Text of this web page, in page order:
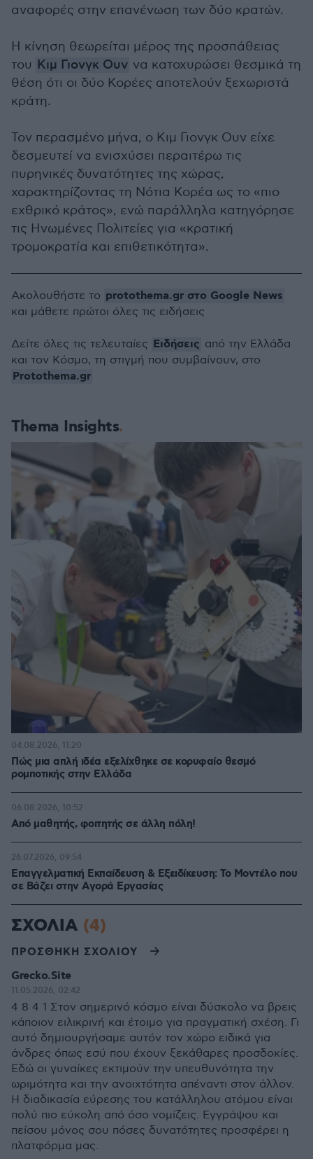
αναφορές στην επανένωση των δύο κρατών.
Η κίνηση θεωρείται μέρος της προσπάθειας
του Κιμ Γιονγκ Ουν να κατοχυρώσει θεσμικά τη
θέση ότι οι δύο Κορέες αποτελούν ξεχωριστά
κράτη.
Τον περασμένο μήνα, ο Κιμ Γιονγκ Ουν είχε
δεσμευτεί να ενισχύσει περαιτέρω τις
πυρηνικές δυνατότητες της χώρας,
χαρακτηρίζοντας τη Νότια Κορέα ως το «πιο
εχθρικό κράτος», ενώ παράλληλα κατηγόρησε
τις Ηνωμένες Πολιτείες για «κρατική
τρομοκρατία και επιθετικότητα».
Thema Insights
Πώς μια απλή ιδέα εξελίχθηκε σε κορυφαίο θεσμό
ρομποτικής στην Ελλάδα
04.08.2026, 11:20
Από μαθητής, φοιτητής σε άλλη πόλη!
06.08.2026, 10:52
Επαγγελματική Εκπαίδευση & Εξειδίκευση: Το Mοντέλο που
σε Bάζει στην Aγορά Eργασίας
26.07.2026, 09:54
Ακολουθήστε το protothema.gr στο Google News
και μάθετε πρώτοι όλες τις ειδήσεις
Δείτε όλες τις τελευταίες Ειδήσεις από την Ελλάδα
και τον Κόσμο, τη στιγμή που συμβαίνουν, στο
Protothema.gr
ΣΧΟΛΙΑ (4)
ΠΡΟΣΘΗΚΗ ΣΧΟΛΙΟΥ
Grecko.Site
11.05.2026, 02:42
4 8 4 1 Στον σημερινό κόσμο είναι δύσκολο να βρεις
κάποιον ειλικρινή και έτοιμο για πραγματική σχέση. Γι
αυτό δημιουργήσαμε αυτόν τον χώρο ειδικά για
άνδρες όπως εσύ που έχουν ξεκάθαρες προσδοκίες.
Εδώ οι γυναίκες εκτιμούν την υπευθυνότητα την
ωριμότητα και την ανοιχτότητα απέναντι στον άλλον.
Η διαδικασία εύρεσης του κατάλληλου ατόμου είναι
πολύ πιο εύκολη από όσο νομίζεις. Εγγράψου και
πείσου μόνος σου πόσες δυνατότητες προσφέρει η
πλατφόρμα μας.